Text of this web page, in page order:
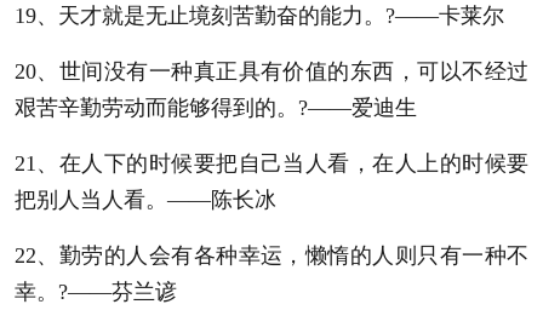
19、天才就是无止境刻苦勤奋的能力。?——卡莱尔
20、世间没有一种真正具有价值的东西，可以不经过
艰苦辛勤劳动而能够得到的。?——爱迪生
21、在人下的时候要把自己当人看，在人上的时候要
把别人当人看。——陈长冰
22、勤劳的人会有各种幸运，懒惰的人则只有一种不
幸。?——芬兰谚